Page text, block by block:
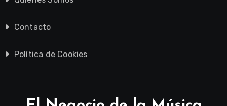
Contacto
Política de Cookies